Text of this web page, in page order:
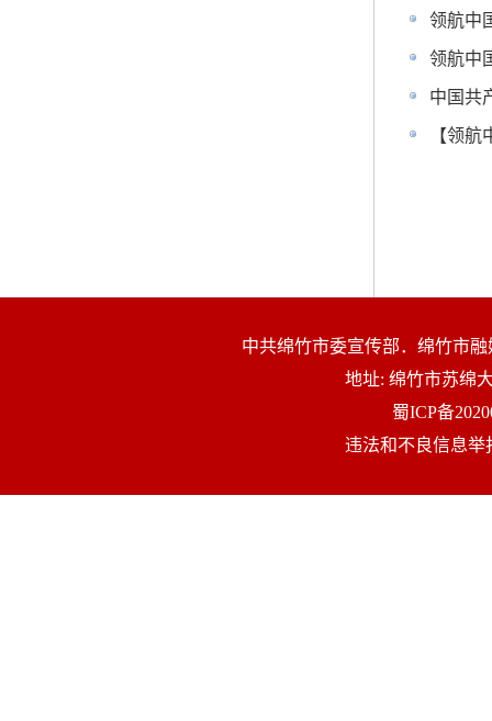
领航中
领航中
中国共
【领
中共绵竹市委宣传部．绵竹市
地址: 绵竹市苏
蜀ICP备
违法和不良信息举